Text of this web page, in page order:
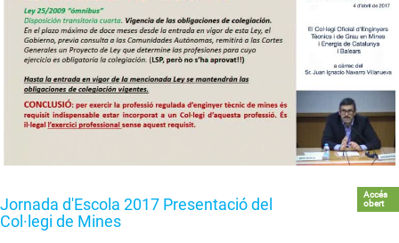
Jornada d'Escola 2017 Presentació del
Col·legi de Mines
Accés
obert